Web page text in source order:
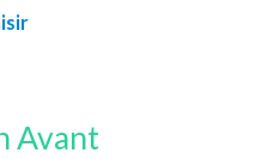
Avant